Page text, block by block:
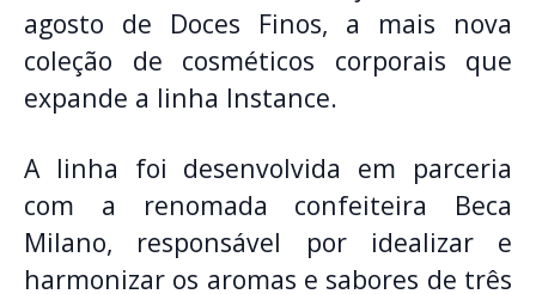
agosto de Doces Finos, a mais nova
coleção de cosméticos corporais que
expande a linha Instance.
A linha foi desenvolvida em parceria
com a renomada confeiteira Beca
Milano, responsável por idealizar e
harmonizar os aromas e sabores de três